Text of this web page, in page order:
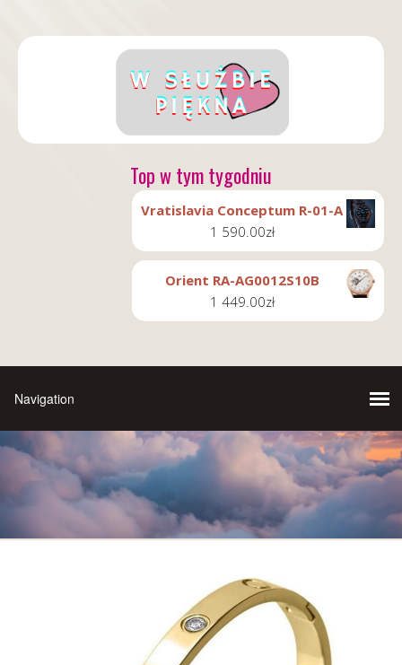
Top w tym tygodniu
Vratislavia Conceptum R-01-A
1 590.00zł
Orient RA-AG0012S10B
1 449.00zł